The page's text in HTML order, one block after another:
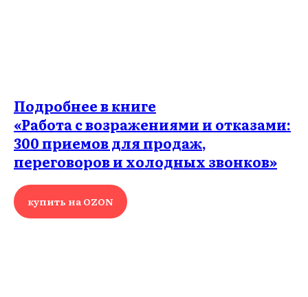
Подробнее в книге
«Работа с возражениями и отказами:
300 приемов для продаж,
переговоров и холодных звонков»
купить на OZON